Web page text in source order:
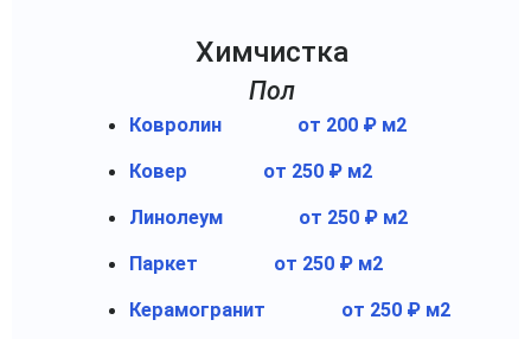
Химчистка
Пол
Ковролин от 200 ₽ м2
Ковер от 250 ₽ м2
Линолеум от 250 ₽ м2
Паркет от 250 ₽ м2
Керамогранит от 250 ₽ м2